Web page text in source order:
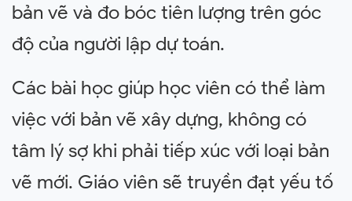
bản vẽ và đo bóc tiên lượng trên góc
độ của người lập dự toán.
Các bài học giúp học viên có thể làm
việc với bản vẽ xây dựng, không có
tâm lý sợ khi phải tiếp xúc với loại bản
vẽ mới. Giáo viên sẽ truyền đạt yếu tố